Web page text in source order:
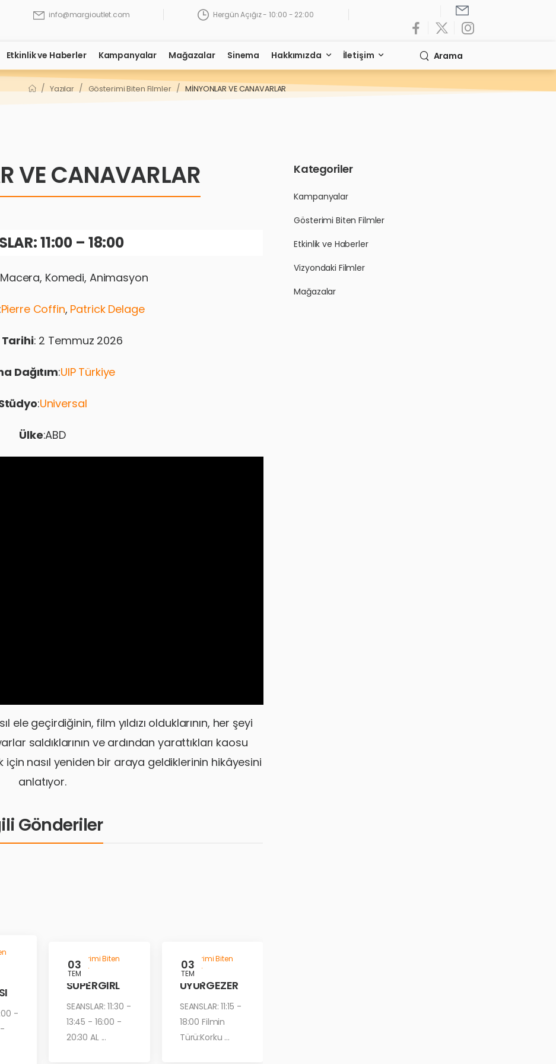
info@margioutlet.com
Hergün Açığız - 10:00 - 22:00
Etkinlik ve Haberler Kampanyalar Mağazalar Sinema Hakkımızda İletişim Arama
/ Yazılar / Gösterimi Biten Filmler / MİNYONLAR VE CANAVARLAR
Kategoriler
Kampanyalar
Gösterimi Biten Filmler
Etkinlik ve Haberler
Vizyondaki Filmler
Mağazalar
VE CANAVARLAR
11:00 – 18:00
Komedi, Animasyon
:Pierre Coffin, Patrick Delage
: 2 Temmuz 2026
Dağıtım:UIP Türkiye
:Universal
Ülke:ABD
ele geçirdiğinin, film yıldızı olduklarının, her şeyi
saldıklarının ve ardından yarattıkları kaosu
nasıl yeniden bir araya geldiklerinin hikâyesini
anlatıyor.
Gönderiler
-
03
TEM
Gösterimi Biten
Filmler
SUPERGIRL
SEANSLAR: 11:30 -
13:45 - 16:00 -
20:30 AL ...
03
TEM
Gösterimi Biten
Filmler
UYURGEZER
SEANSLAR: 11:15 -
18:00 Filmin
Türü:Korku ...